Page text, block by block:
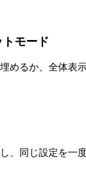
トモード
めるか、全体表
、同じ設定を一